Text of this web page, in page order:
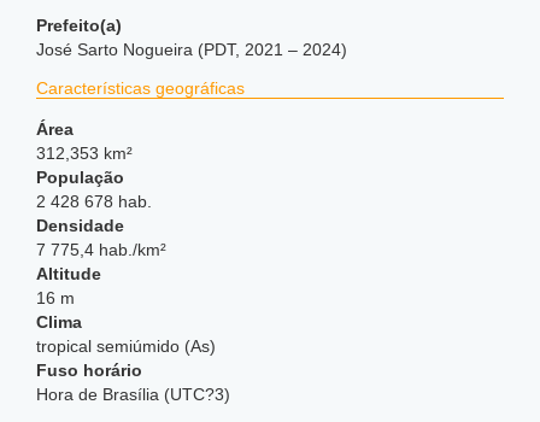
Prefeito(a)
José Sarto Nogueira (PDT, 2021 – 2024)
Características geográficas
Área
312,353 km²
População
2 428 678 hab.
Densidade
7 775,4 hab./km²
Altitude
16 m
Clima
tropical semiúmido (As)
Fuso horário
Hora de Brasília (UTC?3)